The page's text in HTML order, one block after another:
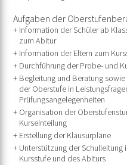
Aufgaben der
Information der Schüler ab
zum Abitur
Information der Eltern zum
Durchführung der Probe- und
Begleitung und Beratung
der Oberstufe in
Prüfungsangelegenheiten
Organisation der
Kurseinteilung
Erstellung der Klausurpläne
Unterstützung der Schulleitung
Kursstufe und des Abiturs